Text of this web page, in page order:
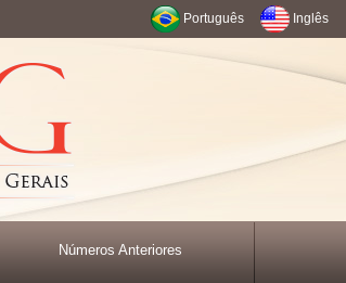
Português Inglês
Números Anteriores